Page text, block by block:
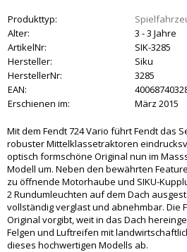
Produkttyp:
Alter:
3 - 3 Jahre
ArtikelNr:
SIK-3285
Hersteller:
Siku
HerstellerNr:
3285
EAN:
Erschienen im:
März 2015
Mit dem Fendt 724 Vario führt Fendt das
robuster Mittelklassetraktoren
optisch formschöne Original nun im
Modell um. Neben den bewährten
zu öffnende Motorhaube und SIKU-
2 Rundumleuchten auf dem Dach
vollständig verglast und abnehmbar. Die
Original vorgibt, weit in das Dach
Felgen und Luftreifen mit
dieses hochwertigen Modells ab.